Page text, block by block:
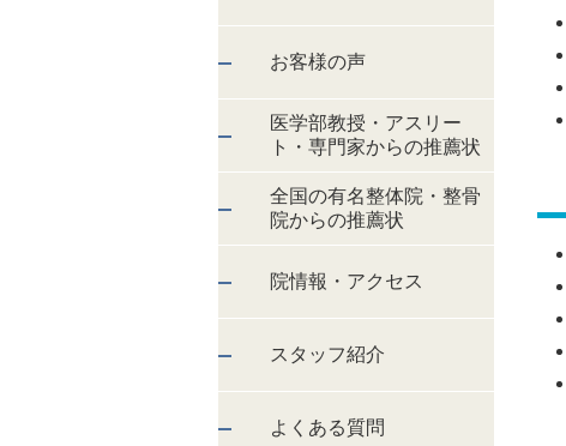
お客様の声
医学部教授・アスリー
ト・専門家からの推薦状
全国の有名整体院・整骨
院からの推薦状
院情報・アクセス
スタッフ紹介
よくある質問